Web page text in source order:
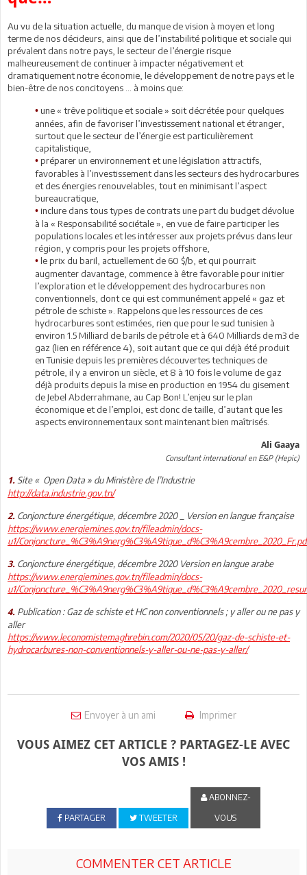
Au vu de la situation actuelle, du manque de vision à moyen et long
terme de nos décideurs, ainsi que de l’instabilité politique et sociale qui
prévalent dans notre pays, le secteur de l’énergie risque
malheureusement de continuer à impacter négativement et
dramatiquement notre économie, le développement de notre pays et le
bien-être de nos concitoyens … à moins que:
• une « trêve politique et sociale » soit décrétée pour quelques
années, afin de favoriser l’investissement national et étranger,
surtout que le secteur de l’énergie est particulièrement
capitalistique,
• préparer un environnement et une législation attractifs,
favorables à l’investissement dans les secteurs des hydrocarbures
et des énergies renouvelables, tout en minimisant l’aspect
bureaucratique,
• inclure dans tous types de contrats une part du budget dévolue
à la « Responsabilité sociétale », en vue de faire participer les
populations locales et les intéresser aux projets prévus dans leur
région, y compris pour les projets offshore,
• le prix du baril, actuellement de 60 $/b, et qui pourrait
augmenter davantage, commence à être favorable pour initier
l’exploration et le développement des hydrocarbures non
conventionnels, dont ce qui est communément appelé « gaz et
pétrole de schiste ». Rappelons que les ressources de ces
hydrocarbures sont estimées, rien que pour le sud tunisien à
environ 1.5 Milliard de barils de pétrole et à 640 Milliards de m3 de
gaz (lien en référence 4), soit autant que ce qui déjà été produit
en Tunisie depuis les premières découvertes techniques de
pétrole, il y a environ un siècle, et 8 à 10 fois le volume de gaz
déjà produits depuis la mise en production en 1954 du gisement
de Jebel Abderrahmane, au Cap Bon! L’enjeu sur le plan
économique et de l’emploi, est donc de taille, d’autant que les
aspects environnementaux sont maintenant bien maîtrisés.
Ali Gaaya
Consultant international en E&P (Hepic)
1. Site « Open Data » du Ministère de l’Industrie
http://data.industrie.gov.tn/
2. Conjoncture énergétique, décembre 2020 _ Version en langue française
https://www.energiemines.gov.tn/fileadmin/docs-
u1/
3. Conjoncture énergétique, décembre 2020 Version en langue arabe
https://www.energiemines.gov.tn/fileadmin/docs-
u1/
4. Publication : Gaz de schiste et HC non conventionnels ; y aller ou ne pas y
aller
https://www.leconomistemaghrebin.com/2020/05/20/gaz-de-schiste-et-
hydrocarbures-non-conventionnels-y-aller-ou-ne-pas-y-aller/
Envoyer à un ami Imprimer
VOUS AIMEZ CET ARTICLE ? PARTAGEZ-LE AVEC
VOS AMIS !
PARTAGER TWEETER
ABONNEZ-
VOUS
COMMENTER CET ARTICLE